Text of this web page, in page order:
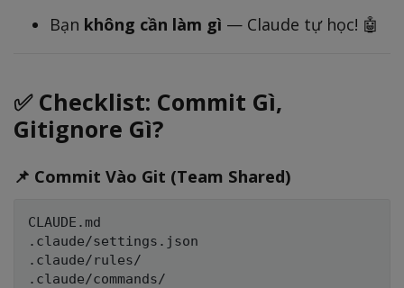
Bạn không cần làm gì — Claude tự học! 🤖
✅ Checklist: Commit Gì,
Gitignore Gì?
📌 Commit Vào Git (Team Shared)
CLAUDE.md
.claude/settings.json
.claude/rules/
.claude/commands/